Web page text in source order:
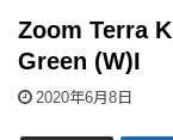
Zoom Terra
Green (W)I
2020年6月8日